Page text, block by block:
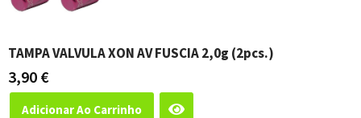
TAMPA VALVULA XON AV FUSCIA 2,0g (2pcs.)
3,90 €
Adicionar Ao Carrinho